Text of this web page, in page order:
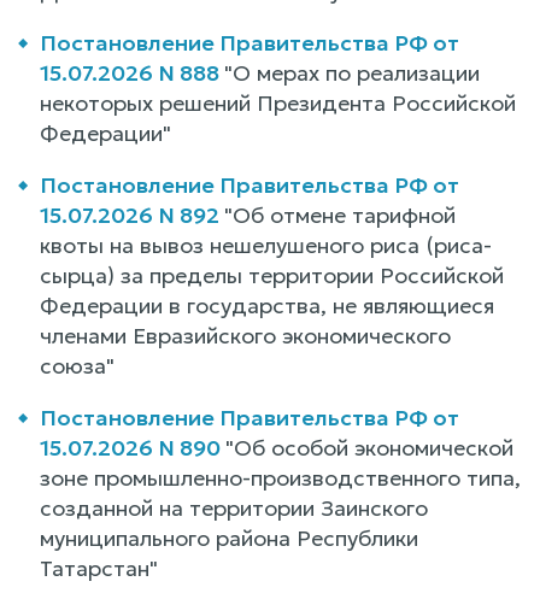
Постановление Правительства РФ от
15.07.2026 N 888 "О мерах по реализации
некоторых решений Президента Российской
Федерации"
Постановление Правительства РФ от
15.07.2026 N 892 "Об отмене тарифной
квоты на вывоз нешелушеного риса (риса-
сырца) за пределы территории Российской
Федерации в государства, не являющиеся
членами Евразийского экономического
союза"
Постановление Правительства РФ от
15.07.2026 N 890 "Об особой экономической
зоне промышленно-производственного типа,
созданной на территории Заинского
муниципального района Республики
Татарстан"